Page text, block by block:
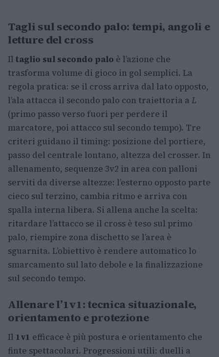
Tagli sul secondo palo: tempi, angoli e
letture del cross
Il taglio sul secondo palo è l’azione che
trasforma volume di gioco in gol semplici. La
regola pratica: se il cross arriva dal lato opposto,
l’ala attacca il secondo palo con traiettoria a L
(primo passo verso fuori per perdere il
marcatore, poi attacco sul secondo tempo). Tre
criteri guidano il timing: posizione del portiere,
passo del centrale lontano, altezza del crosser. In
allenamento, sequenze 3v2 in area con palloni
serviti da diverse altezze: l’esterno opposto parte
cieco sul terzino, cambia ritmo e arriva con
spalla interna libera. Si allena anche la scelta:
ritardare l’attacco se il cross è teso sul primo
palo, riempire zona dischetto se l’area è
sguarnita. L’obiettivo è rendere automatico lo
smarcamento sul lato debole e la finalizzazione
sul secondo tempo.
Allenare l’1v1: tecnica situazionale,
orientamento e protezione
Il 1v1 efficace è più postura e orientamento che
finte spettacolari. Progressioni utili: duelli a